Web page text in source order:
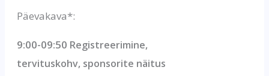
Päevakava*:
9:00-09:50 Registreerimine,
tervituskohv, sponsorite näitus